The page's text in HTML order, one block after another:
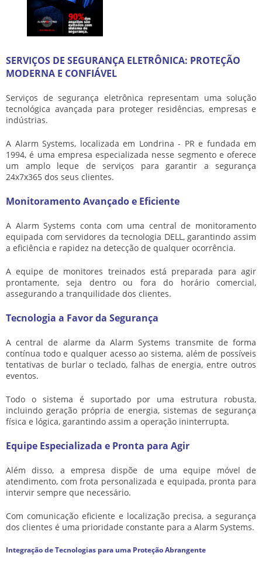
SERVIÇOS DE SEGURANÇA ELETRÔNICA: PROTEÇÃO
MODERNA E CONFIÁVEL
Serviços de segurança eletrônica representam uma solução
tecnológica avançada para proteger residências, empresas e
indústrias.
A Alarm Systems, localizada em Londrina - PR e fundada em
1994, é uma empresa especializada nesse segmento e oferece
um amplo leque de serviços para garantir a segurança
24x7x365 dos seus clientes.
Monitoramento Avançado e Eficiente
A Alarm Systems conta com uma central de monitoramento
equipada com servidores da tecnologia DELL, garantindo assim
a eficiência e rapidez na detecção de qualquer ocorrência.
A equipe de monitores treinados está preparada para agir
prontamente, seja dentro ou fora do horário comercial,
assegurando a tranquilidade dos clientes.
Tecnologia a Favor da Segurança
A central de alarme da Alarm Systems transmite de forma
contínua todo e qualquer acesso ao sistema, além de possíveis
tentativas de burlar o teclado, falhas de energia, entre outros
eventos.
Todo o sistema é suportado por uma estrutura robusta,
incluindo geração própria de energia, sistemas de segurança
física e lógica, garantindo assim a operação ininterrupta.
Equipe Especializada e Pronta para Agir
Além disso, a empresa dispõe de uma equipe móvel de
atendimento, com frota personalizada e equipada, pronta para
intervir sempre que necessário.
Com comunicação eficiente e localização precisa, a segurança
dos clientes é uma prioridade constante para a Alarm Systems.
Integração de Tecnologias para uma Proteção Abrangente